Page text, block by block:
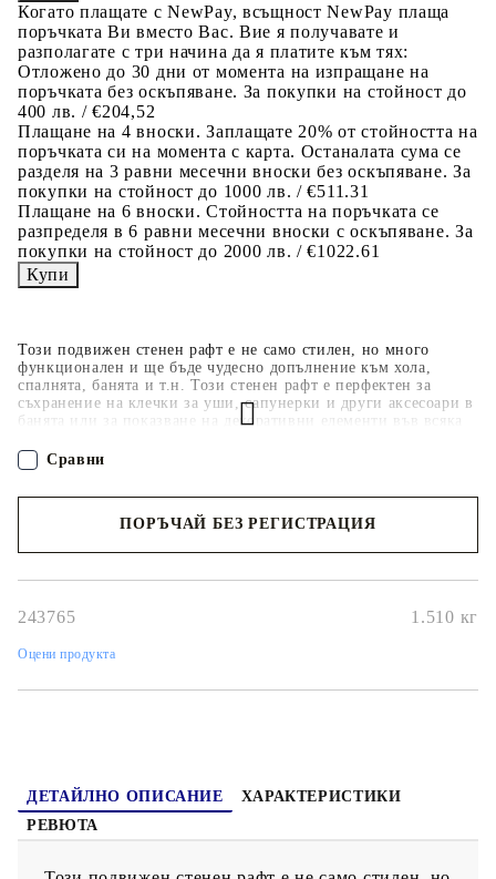
Този подвижен стенен рафт е не само стилен, но много
функционален и ще бъде чудесно допълнение към хола,
спалнята, банята и т.н. Този стенен рафт е перфектен за
съхранение на клечки за уши, сапунерки и други аксесоари в
банята или за показване на декоративни елементи във всяка
състои от 2 стандартни клипсови скоби от цинкова сплав и
закалено стъкло с дебелина 8 мм. Рафтът има товароносимост
Когато плащате с NewPay, всъщност NewPay плаща
поръчката Ви вместо Вас. Вие я получавате и
разполагате с три начина да я платите към тях:
Отложено до 30 дни от момента на изпращане на
поръчката без оскъпяване. За покупки на стойност до
400 лв. / €204,52
Плащане на 4 вноски. Заплащате 20% от стойността на
поръчката си на момента с карта. Останалата сума се
разделя на 3 равни месечни вноски без оскъпяване. За
покупки на стойност до 1000 лв. / €511.31
Плащане на 6 вноски. Стойността на поръчката се
разпределя в 6 равни месечни вноски с оскъпяване. За
покупки на стойност до 2000 лв. / €1022.61
ПОРЪЧАЙ БЕЗ РЕГИСТРАЦИЯ
243765 1.510 кг
Оцени продукта
Сравни
ДЕТАЙЛНО ОПИСАНИЕ
ХАРАКТЕРИСТИКИ
РЕВЮТА